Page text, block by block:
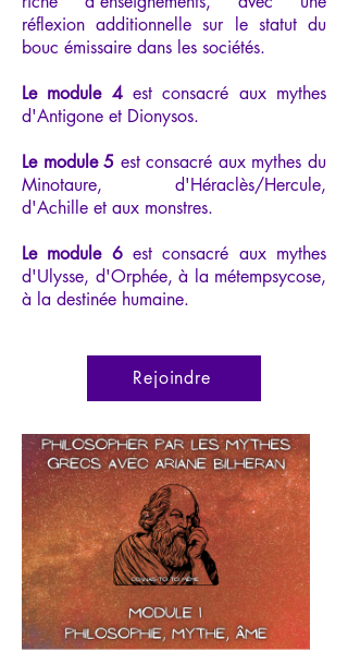
réflexion additionnelle sur le statut du
bouc émissaire dans les sociétés.
Le module 4est consacré aux mythes
d'Antigone et Dionysos.
Le module 5 est consacré aux mythes du
Minotaure, d'Héraclès/Hercule,
d'Achille et aux monstres.
Le module 6 est consacré aux mythes
d'Ulysse, d'Orphée, à la métempsycose,
à la destinée humaine.
Rejoindre